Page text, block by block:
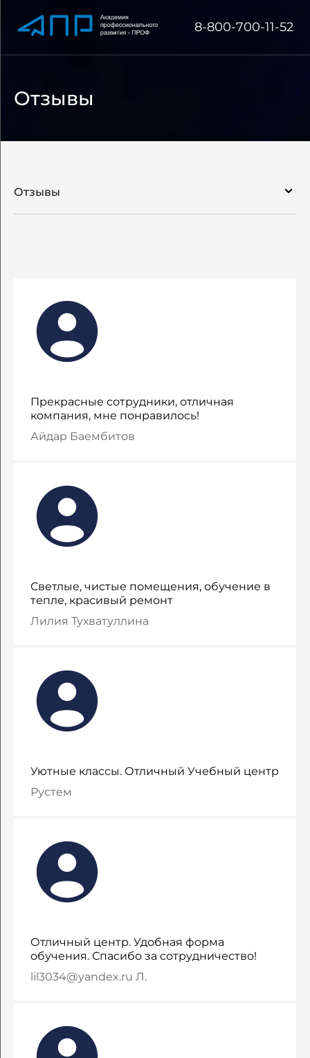
8-800-700-11-52
Отзывы
Отзывы
Прекрасные сотрудники, отличная
компания, мне понравилось!
Айдар Баембитов
Светлые, чистые помещения, обучение в
тепле, красивый ремонт
​Лилия Тухватуллина
Уютные классы. Отличный Учебный центр
Рустем
Отличный центр. Удобная форма
обучения. Спасибо за сотрудничество!
lil3034@yandex.ru Л.